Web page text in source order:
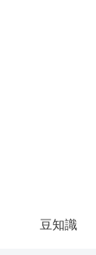
豆知識